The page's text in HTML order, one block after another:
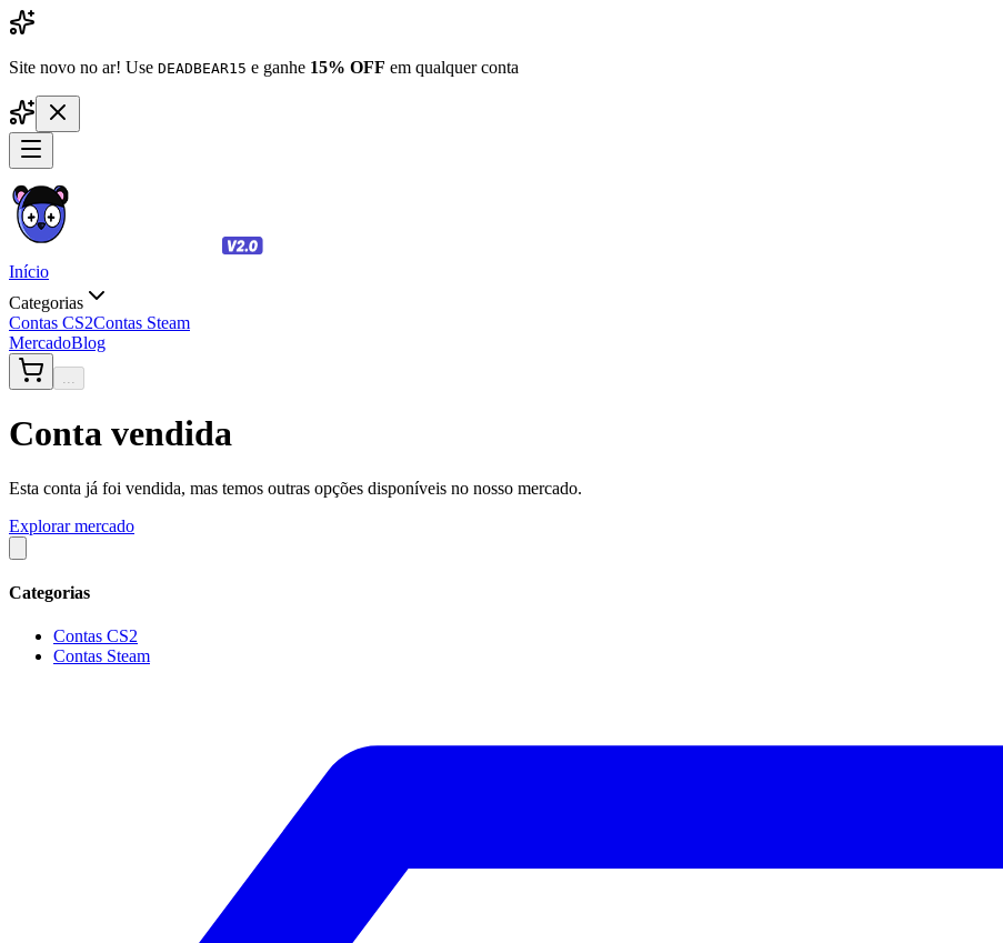
Site novo no ar! Use DEADBEAR15 e ganhe 15% OFF em qualquer conta
Início
Categorias
Contas CS2Contas Steam
MercadoBlog
...
Conta vendida
Esta conta já foi vendida, mas temos outras opções disponíveis no nosso mercado.
Explorar mercado
Categorias
Contas CS2
Contas Steam